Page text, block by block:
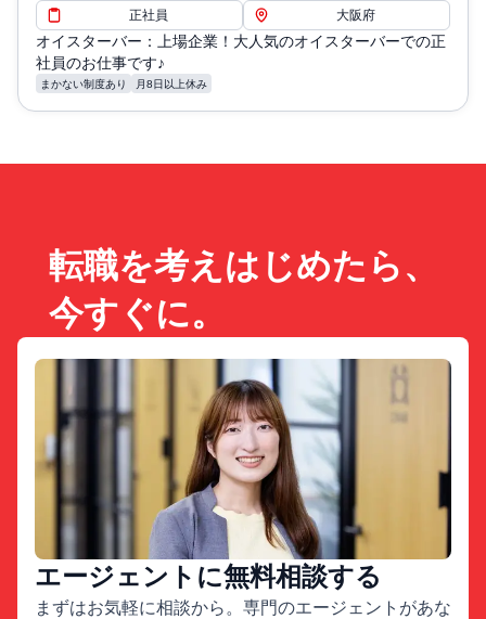
正社員 大阪府
オイスターバー：上場企業！大人気のオイスターバーでの正
社員のお仕事です♪
まかない制度あり 月8日以上休み
転職を考えはじめたら、
今すぐに。
エージェントに無料相談する
まずはお気軽に相談から。専門のエージェントがあな